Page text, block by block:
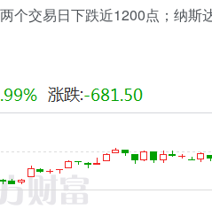
交易日下跌近1200点；纳斯